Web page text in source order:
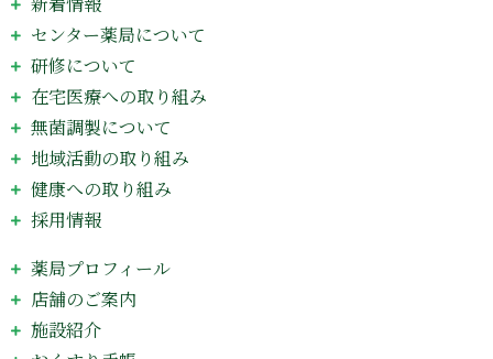
センター薬局について
研修について
在宅医療への取り組み
無菌調製について
地域活動の取り組み
健康への取り組み
採用情報
薬局プロフィール
店舗のご案内
施設紹介